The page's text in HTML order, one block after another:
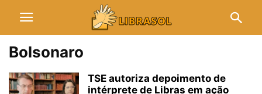
Bolsonaro
TSE autoriza depoimento de
intérprete de Libras em ação